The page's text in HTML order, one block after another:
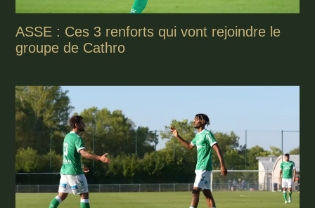
ASSE : Ces 3 renforts qui vont rejoindre le
groupe de Cathro